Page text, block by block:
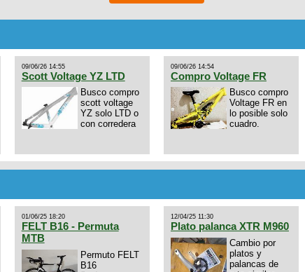
09/06/26 14:55
Scott Voltage YZ LTD
Busco compro
scott voltage
YZ solo LTD o
con corredera
09/06/26 14:54
Compro Voltage FR
Busco compro
Voltage FR en
lo posible solo
cuadro.
01/06/25 18:20
FELT B16 - Permuta
MTB
Permuto FELT
B16
12/04/25 11:30
Plato palanca XTR M960
Cambio por
platos y
palancas de